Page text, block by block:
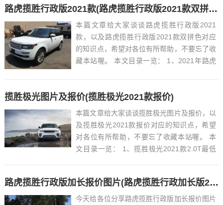
路虎揽胜行政版2021款(路虎揽胜行政版2021款双拼色)
本篇文章给大家谈谈路虎揽胜行政版2021
款，以及路虎揽胜行政版2021款双拼色对应
的知识点，希望对各位有所帮助，不要忘了收
藏本站喔。 本文目录一览： 1、2021年路虎
揽胜极光图片及报价(揽胜极光2021款报价)
本篇文章给大家谈谈揽胜极光图片及报价，以
及揽胜极光2021款报价对应的知识点，希望
对各位有所帮助，不要忘了收藏本站喔。 本
文目录一览： 1、揽胜极光2021款2.0T最低
路虎揽胜行政版加长报价图片(路虎揽胜行政加长版2021款多少钱)
今天给各位分享路虎揽胜行政版加长报价图片